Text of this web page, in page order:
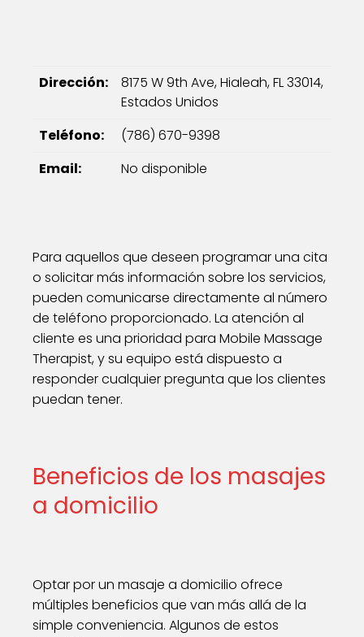
Dirección:
8175 W 9th Ave, Hialeah, FL 33014,
Estados Unidos
Teléfono:
(786) 670-9398
Email:
No disponible
Para aquellos que deseen programar una cita
o solicitar más información sobre los servicios,
pueden comunicarse directamente al número
de teléfono proporcionado. La atención al
cliente es una prioridad para Mobile Massage
Therapist, y su equipo está dispuesto a
responder cualquier pregunta que los clientes
puedan tener.
Beneficios de los masajes
a domicilio
Optar por un masaje a domicilio ofrece
múltiples beneficios que van más allá de la
simple conveniencia. Algunos de estos